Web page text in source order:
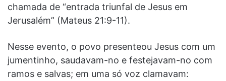
chamada de “entrada triunfal de Jesus em
Jerusalém” (Mateus 21:9-11).
Nesse evento, o povo presenteou Jesus com um
jumentinho, saudavam-no e festejavam-no com
ramos e salvas; em uma só voz clamavam: